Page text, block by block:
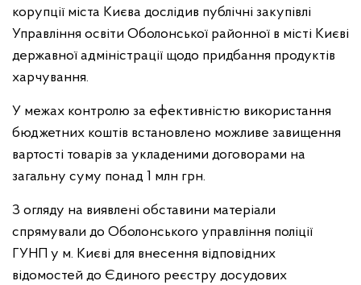
корупції міста Києва дослідив публічні закупівлі
Управління освіти Оболонської районної в місті Києві
державної адміністрації щодо придбання продуктів
харчування.
У межах контролю за ефективністю використання
бюджетних коштів встановлено можливе завищення
вартості товарів за укладеними договорами на
загальну суму понад 1 млн грн.
З огляду на виявлені обставини матеріали
спрямували до Оболонського управління поліції
ГУНП у м. Києві для внесення відповідних
відомостей до Єдиного реєстру досудових